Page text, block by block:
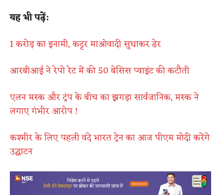
यह भी पढ़ें:
1 करोड़ का इनामी, कट्टर माओवादी सुधाकर ढेर
आरबीआई ने रेपो रेट में की 50 बेसिस प्वाइंट की कटौती
एलन मस्क और ट्रंप के बीच का झगड़ा सार्वजानिक, मस्क ने
लगाए गंभीर आरोप !
कश्मीर के लिए पहली वंदे भारत ट्रेन का आज पीएम मोदी करेंगे
उद्घाटन